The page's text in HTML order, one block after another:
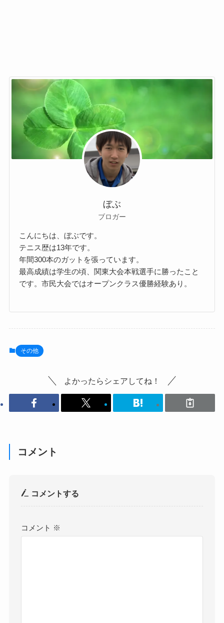
ぼぶ
ブロガー
こんにちは、ぼぶです。
テニス歴は13年です。
年間300本のガットを張っています。
最高成績は学生の頃、関東大会本戦選手に勝ったこと
です。市民大会ではオープンクラス優勝経験あり。
その他
よかったらシェアしてね！
コメント
コメントする
コメント ※